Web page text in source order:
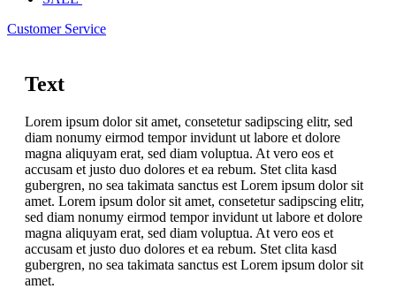
Customer Service
Text
Lorem ipsum dolor sit amet, consetetur sadipscing elitr, sed
diam nonumy eirmod tempor invidunt ut labore et dolore
magna aliquyam erat, sed diam voluptua. At vero eos et
accusam et justo duo dolores et ea rebum. Stet clita kasd
gubergren, no sea takimata sanctus est Lorem ipsum dolor sit
amet. Lorem ipsum dolor sit amet, consetetur sadipscing elitr,
sed diam nonumy eirmod tempor invidunt ut labore et dolore
magna aliquyam erat, sed diam voluptua. At vero eos et
accusam et justo duo dolores et ea rebum. Stet clita kasd
gubergren, no sea takimata sanctus est Lorem ipsum dolor sit
amet.